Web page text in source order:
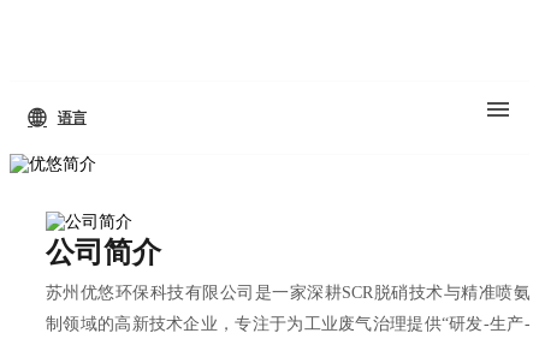
语言
公司简介
苏州优悠环保科技有限公司是一家深耕SCR脱硝技术与精准喷氨
制领域的高新技术企业，专注于为工业废气治理提供“研发-生产-